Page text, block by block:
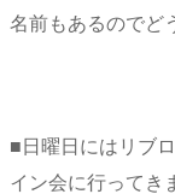
名前もあるのでど
■日曜日にはリブ
イン会に行ってき